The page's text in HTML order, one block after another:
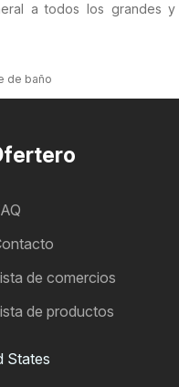
a todos los grandes y
de baño
de comercios
de productos
States